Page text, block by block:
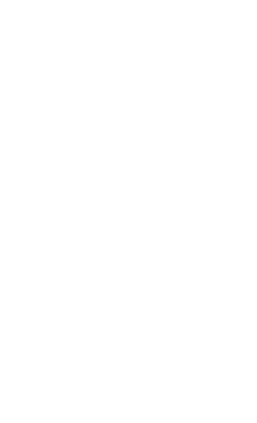
послуги та підтримка:
матеріали від Т. Ломакіної
⩺